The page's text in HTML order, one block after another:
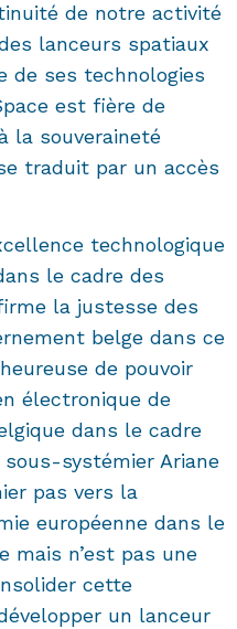
de notre activité
lanceurs spatiaux
de ses technologies
est fière de
la souveraineté
traduit par un accès
technologique
le cadre des
la justesse des
belge dans ce
de pouvoir
électronique de
dans le cadre
systémier Ariane
pas vers la
européenne dans le
mais n’est pas une
cette
un lanceur